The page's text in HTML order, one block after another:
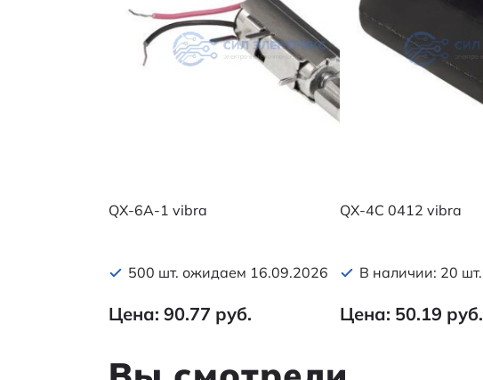
QX-6A-1 vibra
500 шт. ожидаем 16.09.2026
Цена: 90.77 руб.
QX-4C 0412 vibra
В наличии: 20 шт.
Цена: 50.19 руб.